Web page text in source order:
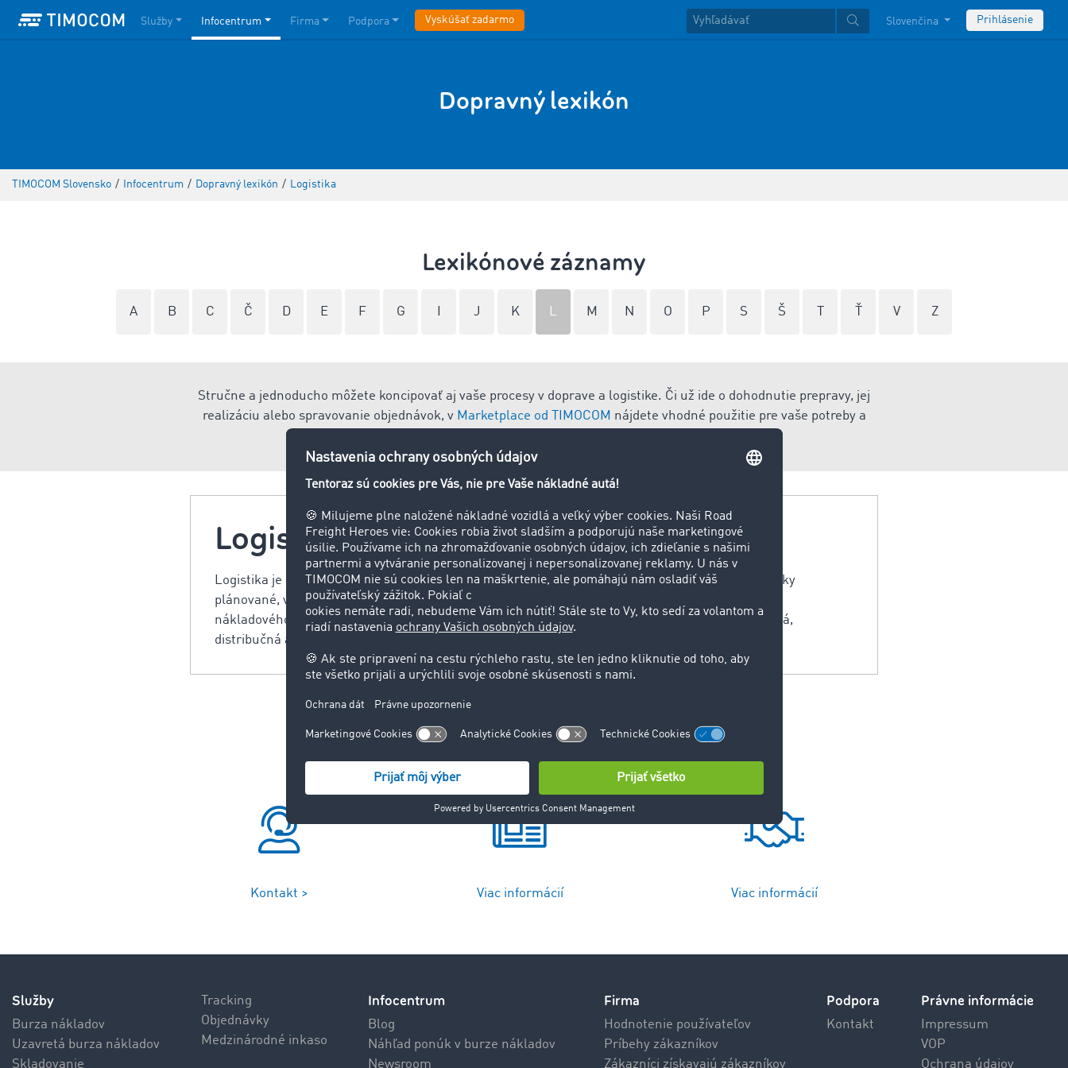
Služby Infocentrum Firma Podpora Vyskúšať zadarmo Slovenčina Prihlásenie
Dopravný lexikón
TIMOCOM Slovensko / Infocentrum / Dopravný lexikón / Logistika
Lexikónové záznamy
A B C Č D E F G J K L M N O P S Š V Z
Stručne a jednoducho môžete koncipovať aj vaše procesy v doprave a logistike. Či už ide o dohodnutie prepravy, jej
realizáciu alebo spravovanie objednávok, v Marketplace od TIMOCOM nájdete vhodné použitie pre vaše potreby a
Logistika
Logistika je proces pohybu tovaru od objednávky až po dodávku zákazníkovi. Pod to spadajú všetky
plánované, vykonávané a kontrolované opatrenia vrátane nástrojov pre vytvorenie optimálneho
nákladového toku. Čiastkovými disciplínami sú napr. zásobovacia, skladová, transportná, výrobná,
distribučná a odpadová logistika.
Kontakt > Viac informácií Viac informácií
Služby
Burza nákladov
Uzavretá burza nákladov
Skladovanie
Tracking
Objednávky
Medzinárodné inkaso
Infocentrum
Blog
Náhľad ponúk v burze nákladov
Newsroom
Firma
Hodnotenie používateľov
Príbehy zákazníkov
Zákazníci získavajú zákazníkov
Podpora
Kontakt
Právne informácie
Impressum
VOP
Ochrana údajov